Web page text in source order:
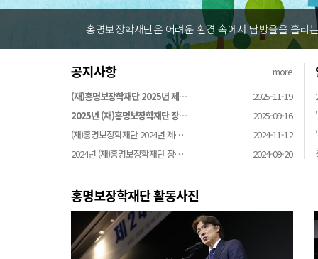
홍명보장학재단은 어려운 환경 속에서 땀방울을 흘리
공지사항
more
(재)홍명보장학재단 2025년 제…
2025-11-19
2025년 (재)홍명보장학재단 장…
2025-09-16
(재)홍명보장학재단 2024년 제…
2024-11-12
2024년 (재)홍명보장학재단 장…
2024-09-20
홍명보장학재단 활동사진